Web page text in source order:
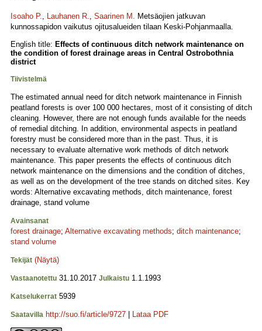
Isoaho P., Lauhanen R., Saarinen M. Metsäojien jatkuvan
kunnossapidon vaikutus ojitusalueiden tilaan Keski-Pohjanmaalla.
English title: Effects of continuous ditch network maintenance on
the condition of forest drainage areas in Central Ostrobothnia
district
Tiivistelmä
The estimated annual need for ditch network maintenance in Finnish
peatland forests is over 100 000 hectares, most of it consisting of ditch
cleaning. However, there are not enough funds available for the needs
of remedial ditching. In addition, environmental aspects in peatland
forestry must be considered more than in the past. Thus, it is
necessary to evaluate alternative work methods of ditch network
maintenance. This paper presents the effects of continuous ditch
network maintenance on the dimensions and the condition of ditches,
as well as on the development of the tree stands on ditched sites. Key
words: Alternative excavating methods, ditch maintenance, forest
drainage, stand volume
Avainsanat
forest drainage; Alternative excavating methods; ditch maintenance;
stand volume
Tekijät (Näytä)
Vastaanotettu 31.10.2017 Julkaistu 1.1.1993
Katselukerrat 5939
Saatavilla http://suo.fi/article/9727 Lataa PDF